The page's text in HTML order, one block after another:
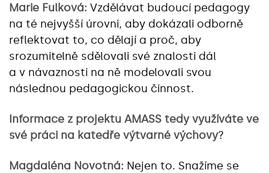
Marie Fulková: Vzdělávat budoucí pedagogy
na té nejvyšší úrovni, aby dokázali odborně
reflektovat to, co dělají a proč, aby
srozumitelně sdělovali své znalosti dál
a v návaznosti na ně modelovali svou
následnou pedagogickou činnost.
Informace z projektu AMASS tedy využíváte ve
své práci na katedře výtvarné výchovy?
Magdaléna Novotná: Nejen to. Snažíme se